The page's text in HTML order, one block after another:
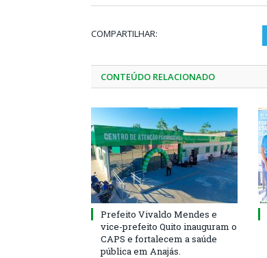
COMPARTILHAR:
CONTEÚDO RELACIONADO
Prefeito Vivaldo Mendes e
vice-prefeito Quito inauguram o
CAPS e fortalecem a saúde
pública em Anajás.